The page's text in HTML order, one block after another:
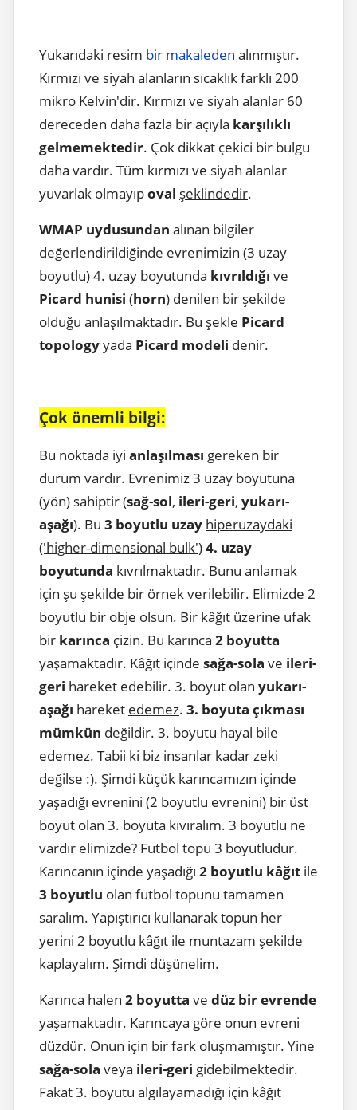
Yukarıdaki resim bir makaleden alınmıştır.
Kırmızı ve siyah alanların sıcaklık farklı 200
mikro Kelvin'dir. Kırmızı ve siyah alanlar 60
dereceden daha fazla bir açıyla karşılıklı
gelmemektedir. Çok dikkat çekici bir bulgu
daha vardır. Tüm kırmızı ve siyah alanlar
yuvarlak olmayıpoval şeklindedir.
WMAP uydusundan alınan bilgiler
değerlendirildiğinde evrenimizin (3 uzay
boyutlu) 4. uzay boyutunda kıvrıldığı ve
Picard hunisi (horn) denilen bir şekilde
olduğu anlaşılmaktadır. Bu şekle Picard
topologyyada Picard modeli denir.
Çok önemli bilgi:
Bu noktada iyi anlaşılması gereken bir
durum vardır. Evrenimiz 3 uzay boyutuna
(yön) sahiptir (sağ-sol, ileri-geri, yukarı-
aşağı). Bu 3 boyutlu uzay hiperuzaydaki
('higher-dimensional bulk')4. uzay
boyutunda kıvrılmaktadır. Bunu anlamak
için şu şekilde bir örnek verilebilir. Elimizde 2
boyutlu bir obje olsun. Bir kâğıt üzerine ufak
bir karınca çizin. Bu karınca 2 boyutta
yaşamaktadır. Kâğıt içinde sağa-sola ve ileri-
geri hareket edebilir. 3. boyut olan yukarı-
aşağı hareket edemez. 3. boyuta çıkması
mümkün değildir. 3. boyutu hayal bile
edemez. Tabii ki biz insanlar kadar zeki
değilse :). Şimdi küçük karıncamızın içinde
yaşadığı evrenini (2 boyutlu evrenini) bir üst
boyut olan 3. boyuta kıvıralım. 3 boyutlu ne
vardır elimizde? Futbol topu 3 boyutludur.
Karıncanın içinde yaşadığı 2 boyutlu kâğıt ile
3 boyutlu olan futbol topunu tamamen
saralım. Yapıştırıcı kullanarak topun her
yerini 2 boyutlu kâğıt ile muntazam şekilde
kaplayalım. Şimdi düşünelim.
Karınca halen 2 boyutta ve düz bir evrende
yaşamaktadır. Karıncaya göre onun evreni
düzdür. Onun için bir fark oluşmamıştır. Yine
sağa-sola veya ileri-geri gidebilmektedir.
Fakat 3. boyutu algılayamadığı için kâğıt